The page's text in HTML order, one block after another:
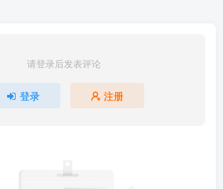
请登录后发表评论
登录 注册